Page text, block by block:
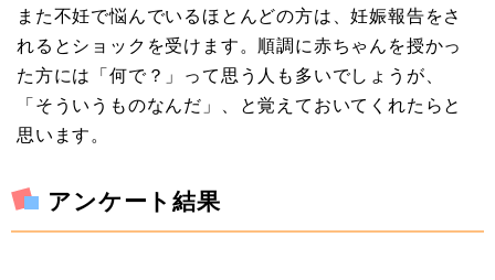
また不妊で悩んでいるほとんどの方は、妊娠報告をさ
れるとショックを受けます。順調に赤ちゃんを授かっ
た方には「何で？」って思う人も多いでしょうが、
「そういうものなんだ」、と覚えておいてくれたらと
思います。
アンケート結果